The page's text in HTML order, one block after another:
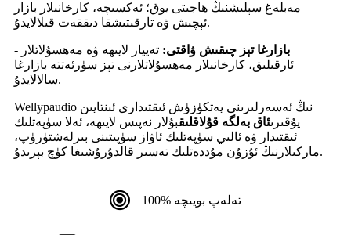
مەبلەغ سېلىشنىڭ ھاجىتى يوق؛ ئەكسىچە، كارخانىلار بازار
ئېچىش ۋە تارقىتىشقا دىققەت قىلالايدۇ.
- بازارغا تېز چىقىش ۋاقتى: تەييار لايىھە ۋە مەھسۇلاتلار
ئارقىلىق، كارخانىلار مەھسۇلاتلارنى تېز سۈرئەتتە بازارغا
سالالايدۇ.
Wellypaudio نىڭ ئەسەرلىرىنى يەتكۈزۈش ئىقتىدارى ئىنتايىن
يۇقىرىئاق بەلگە قۇلاقلىقبۇلار نەپىس لايىھە، ئەلا سۈپەتلىك
ئىقتىدار ۋە ئالىي سۈپەتلىك ئاۋاز سۈپىتىنى بىرلەشتۈرۈپ،
ماركىلارنىڭ ئۇزۇن مۇددەتلىك تەسىر قالدۇرۇشىغا كۈچ بېرىدۇ.
تەلەپ بويىچە %100